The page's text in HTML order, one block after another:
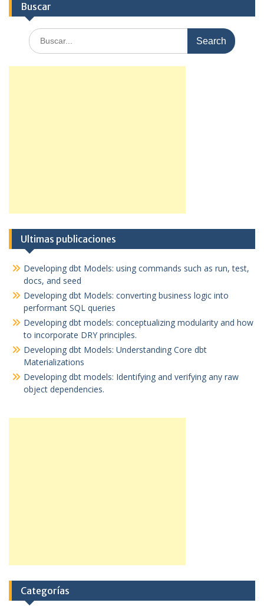
Buscar
Search
for:
Ultimas publicaciones
Developing dbt Models: using commands such as run, test,
docs, and seed
Developing dbt Models: converting business logic into
performant SQL queries
Developing dbt models: conceptualizing modularity and how
to incorporate DRY principles.
Developing dbt Models: Understanding Core dbt
Materializations
Developing dbt models: Identifying and verifying any raw
object dependencies.
Categorías